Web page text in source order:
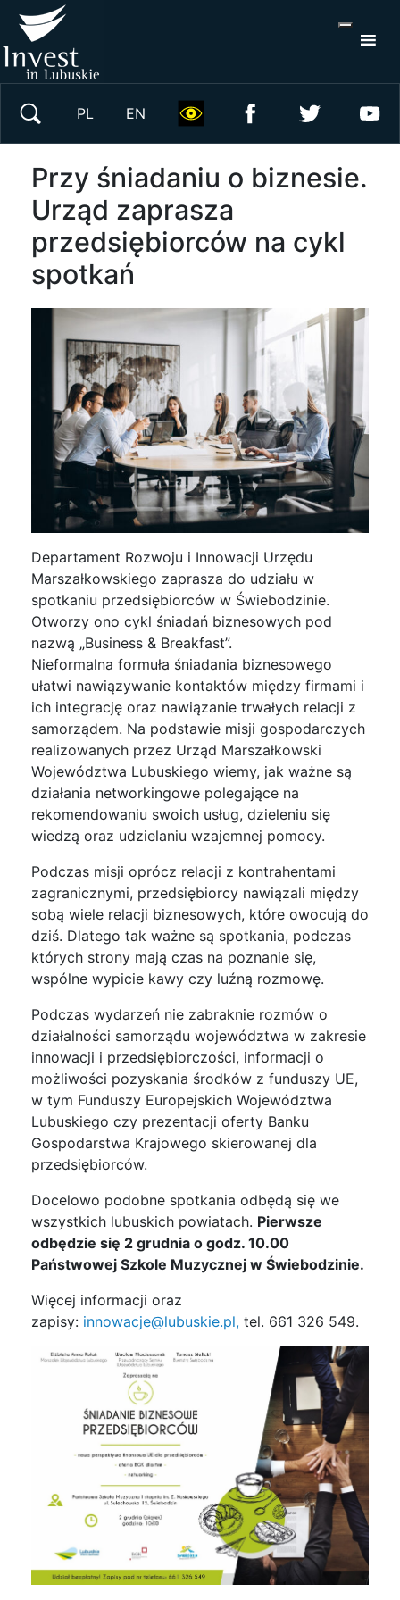
PL EN
Przy śniadaniu o biznesie.
Urząd zaprasza
przedsiębiorców na cykl
spotkań
Departament Rozwoju i Innowacji Urzędu
Marszałkowskiego zaprasza do udziału w
spotkaniu przedsiębiorców w Świebodzinie.
Otworzy ono cykl śniadań biznesowych pod
nazwą „Business & Breakfast”.
Nieformalna formuła śniadania biznesowego
ułatwi nawiązywanie kontaktów między firmami i
ich integrację oraz nawiązanie trwałych relacji z
samorządem. Na podstawie misji gospodarczych
realizowanych przez Urząd Marszałkowski
Województwa Lubuskiego wiemy, jak ważne są
działania networkingowe polegające na
rekomendowaniu swoich usług, dzieleniu się
wiedzą oraz udzielaniu wzajemnej pomocy.
Podczas misji oprócz relacji z kontrahentami
zagranicznymi, przedsiębiorcy nawiązali między
sobą wiele relacji biznesowych, które owocują do
dziś. Dlatego tak ważne są spotkania, podczas
których strony mają czas na poznanie się,
wspólne wypicie kawy czy luźną rozmowę.
Podczas wydarzeń nie zabraknie rozmów o
działalności samorządu województwa w zakresie
innowacji i przedsiębiorczości, informacji o
możliwości pozyskania środków z funduszy UE,
w tym Funduszy Europejskich Województwa
Lubuskiego czy prezentacji oferty Banku
Gospodarstwa Krajowego skierowanej dla
przedsiębiorców.
Docelowo podobne spotkania odbędą się we
wszystkich lubuskich powiatach. Pierwsze
odbędzie się 2 grudnia o godz. 10.00
Państwowej Szkole Muzycznej w Świebodzinie.
Więcej informacji oraz
zapisy: innowacje@lubuskie.pl, tel. 661 326 549.
Wyszukaj w serwisie